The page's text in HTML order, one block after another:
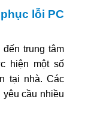
lỗi PC
trung tâm
hiện một số
tại nhà. Các
cầu nhiều